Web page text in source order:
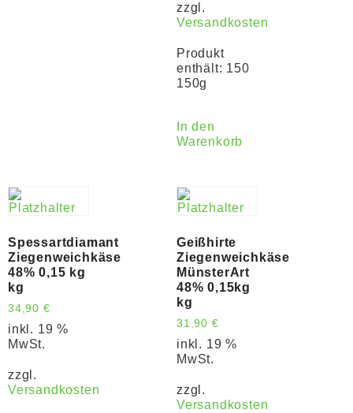
zzgl.
Versandkosten
Produkt
enthält: 150
150g
In den
Warenkorb
Spessartdiamant
Ziegenweichkäse
48% 0,15 kg
kg
34,90 €
inkl. 19 %
MwSt.
zzgl.
Versandkosten
Geißhirte
Ziegenweichkäse
MünsterArt
48% 0,15kg
kg
31,90 €
inkl. 19 %
MwSt.
zzgl.
Versandkosten